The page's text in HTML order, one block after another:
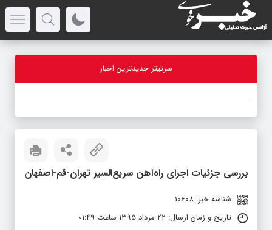
سرتیتر جدیدترین اخبار
بررسی جزئیات اجرای راه‌آهن سریع‌السیر تهران-قم-اصفهان
شناسه خبر: 10608
تاریخ و زمان ارسال: 22 مرداد 1395 ساعت 01:49